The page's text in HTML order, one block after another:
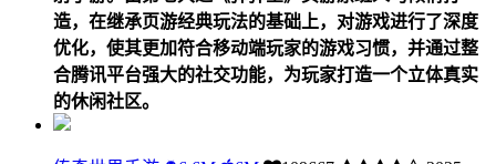
造，在继承页游经典玩法的基础上，对游戏进行了深度
优化，使其更加符合移动端玩家的游戏习惯，并通过整
合腾讯平台强大的社交功能，为玩家打造一个立体真实
的休闲社区。